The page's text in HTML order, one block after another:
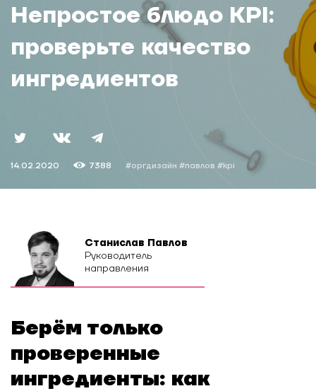
Непростое блюдо KPI:
проверьте качество
ингредиентов
14.02.2020 7388 #оргдизайн #павлов #kpi
Станислав Павлов
Руководитель
направления
Берём только
проверенные
ингредиенты: как